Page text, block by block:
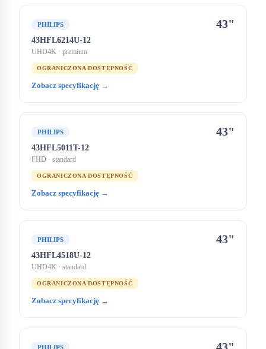
PHILIPS 43"
43HFL6214U-12
UHD4K · premium
OGRANICZONA DOSTĘPNOŚĆ
Zobacz specyfikację →
PHILIPS 43"
43HFL5011T-12
FHD · standard
OGRANICZONA DOSTĘPNOŚĆ
Zobacz specyfikację →
PHILIPS 43"
43HFL4518U-12
UHD4K · standard
OGRANICZONA DOSTĘPNOŚĆ
Zobacz specyfikację →
PHILIPS